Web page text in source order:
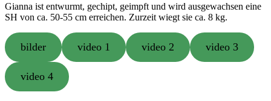
Gianna ist entwurmt, gechipt, geimpft und wird ausgewachsen eine
SH von ca. 50-55 cm erreichen. Zurzeit wiegt sie ca. 8 kg.
bilder video 1 video 2 video 3
video 4